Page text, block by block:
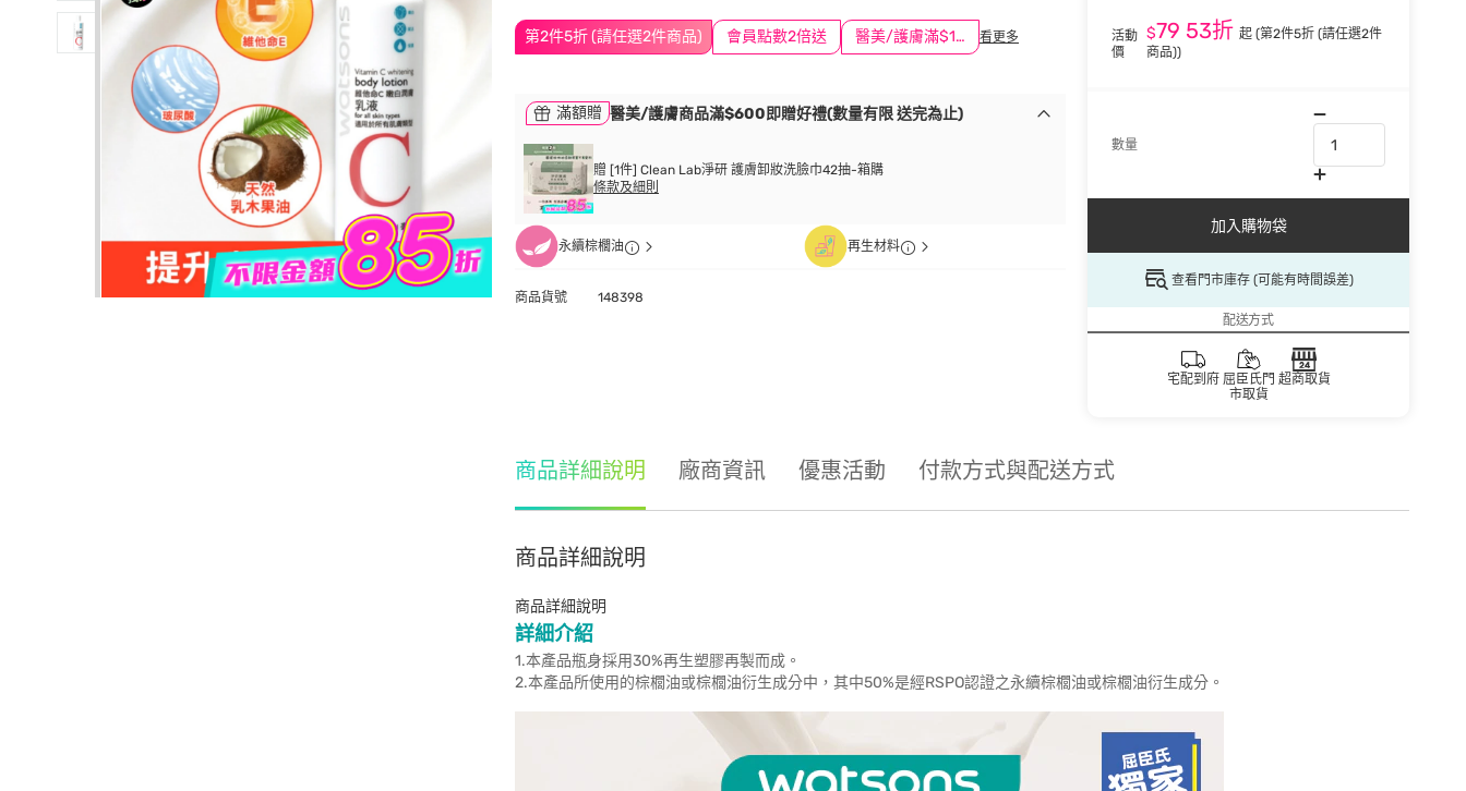
第2件5折 (請任選2件商品) 會員點數2倍送 醫美/護膚滿$1200送$200 看更多
活動
價
$79 53折 起 (第2件5折 (請任選2件
商品))
數量
加入購物袋
查看門市庫存 (可能有時間誤差)
配送方式
宅配到府 屈臣氏門
市取貨
超商取貨
滿額贈 醫美/護膚商品滿$600即贈好禮(數量有限 送完為止)
贈 [1件] Clean Lab淨研 護膚卸妝洗臉巾42抽-箱購
條款及細則
永續棕櫚油 再生材料
商品貨號 148398
商品詳細說明 廠商資訊 優惠活動 付款方式與配送方式
商品詳細說明
商品詳細說明
詳細介紹
1.本產品瓶身採用30%再生塑膠再製而成。
2.本產品所使用的棕櫚油或棕櫚油衍生成分中，其中50%是經RSPO認證之永續棕櫚油或棕櫚油衍生成分。